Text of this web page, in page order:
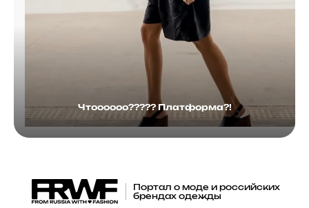
Чтоооооо????? Платформа?!
Портал о моде и российских
брендах одежды